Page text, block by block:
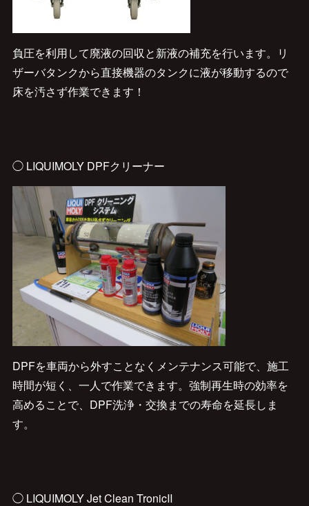
負圧を利用して廃液の回収と新液の補充を行います。リ
ザーバタンクから直接機器のタンクに液が移動するので
床を汚さず作業できます！
◯ LIQUIMOLY DPFクリーナー
DPFを車両から外すことなくメンテナンス可能で、施工
時間が短く、一人で作業できます。強制再生時の効率を
高めることで、DPF洗浄・交換までの寿命を延長しま
す。
◯ LIQUIMOLY Jet Clean TronicⅡ